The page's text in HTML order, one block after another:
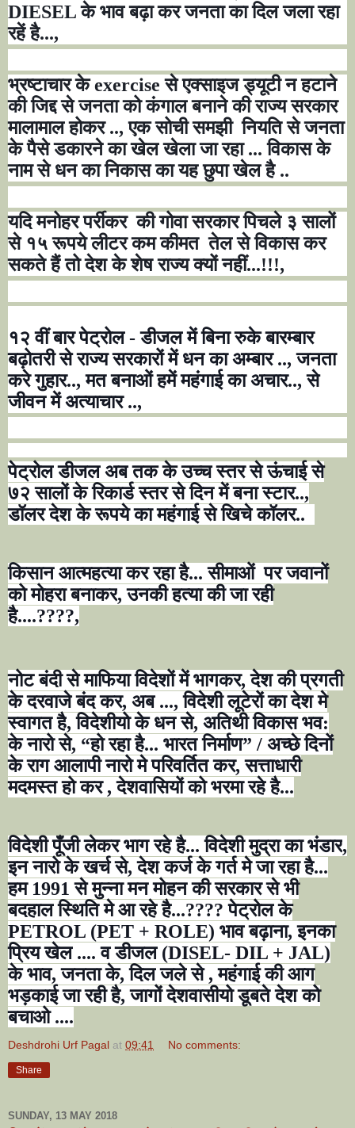
DIESELके भाव बढ़ा कर जनता का दिल जला रहा
रहें है...,
भ्रष्टाचार के exercise से एक्साइज ड्यूटी न हटाने
की जिद्द से जनता को कंगाल बनाने की राज्य सरकार
मालामाल होकर .., एक सोची समझी नियति से जनता
के पैसे डकारने का खेल खेला जा रहा ... विकास के
नाम से धन का निकास का यह छुपा खेल है ..
यदि मनोहर पर्रीकर की गोवा सरकार पिचले ३ सालों
से १५ रूपये लीटर कम कीमत तेल से विकास कर
सकते हैं तो देश के शेष राज्य क्यों नहीं...!!!,
१२ वीं बार पेट्रोल - डीजल में बिना रुके बारम्बार
बढ़ोतरी से राज्य सरकारों में धन का अम्बार .., जनता
करे गुहार.., मत बनाओं हमें महंगाई का अचार.., से
जीवन में अत्याचार ..,
पेट्रोल डीजल अब तक के उच्च स्तर से ऊंचाई से
७२ सालों के रिकार्ड स्तर से दिन में बना स्टार..,
डॉलर देश के रूपये का महंगाई से खिचे कॉलर..
किसान आत्महत्या कर रहा है... सीमाओं पर जवानों
को मोहरा बनाकर,उनकी हत्या की जा रही
है....????,
नोट बंदी से माफिया विदेशों में भागकर, देश की प्रगती
के दरवाजे बंद कर, अब ..., विदेशी लूटेरों का देश मे
स्वागत है,विदेशीयो के धन से, अतिथी विकास भव:
के नारो से, “हो रहा है... भारत निर्माण” / अच्छे दिनों
के राग आलापी नारो मे परिवर्तित कर,सत्ताधारी
मदमस्त हो कर,देशवासियों को भरमा रहे है...
विदेशी पूँजी लेकर भाग रहे है... विदेशी मुद्रा का भंडार,
इन नारो के खर्च से,देश कर्ज के गर्त मे जा रहा है...
हम 1991से मुन्ना मन मोहन की सरकार से भी
बदहाल स्थिति मे आ रहे है...????पेट्रोल के
PETROL (PET + ROLE) भाव बढ़ाना,इनका
प्रिय खेल .... व डीजल (DISEL- DIL + JAL)
के भाव,जनता के,दिल जले से,महंगाई की आग
भड़काई जा रही है,जागों देशवासीयो डूबते देश को
बचाओ ....
Deshdrohi Urf Pagal at 09:41 No comments:
Share
SUNDAY, 13 MAY 2018